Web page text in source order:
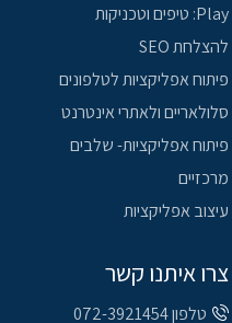
Play: טיפים וטכניקות
להצלחת SEO
פיתוח אפליקציות לטלפונים
סלולאריים ולאתרי אינטרנט
פיתוח אפליקציות- שלבים
מרכזיים
עיצוב אפליקציות
צרו איתנו קשר
טלפון 072-3921454